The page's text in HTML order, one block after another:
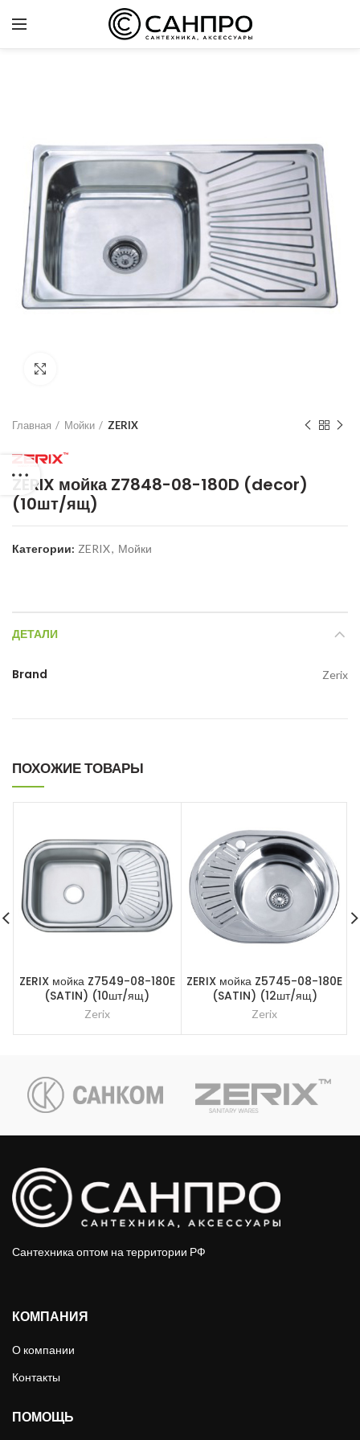
Главная Мойки ZERIX
ZERIX мойка Z7848-08-180D (decor)
(10шт/ящ)
Категории: ZERIX, Мойки
ДЕТАЛИ
Brand Zerix
ПОХОЖИЕ ТОВАРЫ
ZERIX мойка Z7549-08-180E
(SATIN) (10шт/ящ)
Zerix
ZERIX мойка Z5745-08-180E
(SATIN) (12шт/ящ)
Zerix
Сантехника оптом на территории РФ
КОМПАНИЯ
О компании
Контакты
ПОМОЩЬ